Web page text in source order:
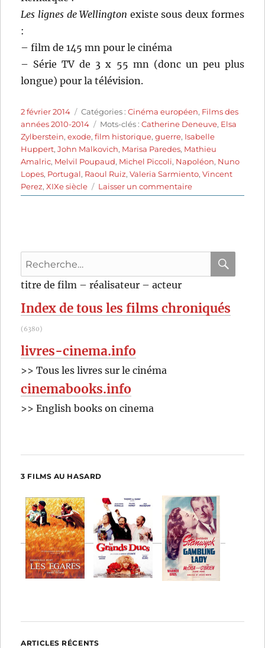
Les lignes de Wellington existe sous deux formes
:
– film de 145 mn pour le cinéma
– Série TV de 3 x 55 mn (donc un peu plus
longue) pour la télévision.
Publié
le
2 février 2014 Catégories
Catégories :Cinéma européen, Films des
années 2010-2014
Étiquettes
Mots-clés :Catherine Deneuve, Elsa
Zylberstein,exode,film historique,guerre, Isabelle
Huppert,John Malkovich, Marisa Paredes, Mathieu
Amalric, Melvil Poupaud, Michel Piccoli, Napoléon, Nuno
Lopes, Portugal, Raoul Ruiz,Valeria Sarmiento,Vincent
Perez,XIXe siècle Laisser un commentairesur
Les
Recherche
pour
:
titre de film – réalisateur – acteur
Index de tous les films chroniqués
(6380)
livres-cinema.info
>> Tous les livres sur le cinéma
cinemabooks.info
>> English books on cinema
3 FILMS AU HASARD
ARTICLES RÉCENTS